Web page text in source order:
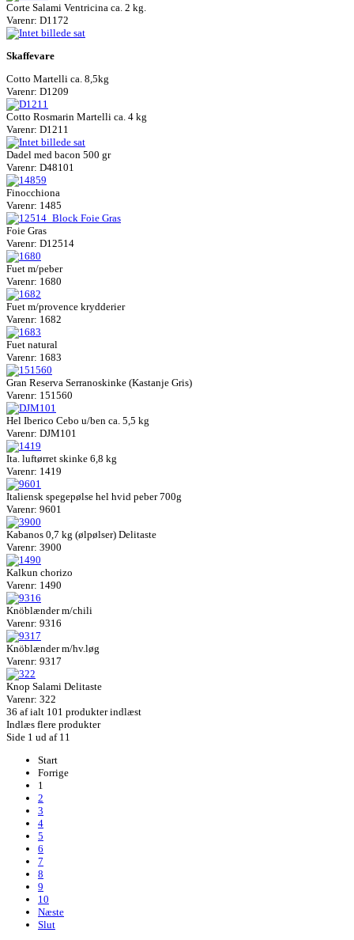
Corte Salami Ventricina ca. 2 kg.
Varenr: D1172
Skaffevare
Cotto Martelli ca. 8,5kg
Varenr: D1209
Cotto Rosmarin Martelli ca. 4 kg
Varenr: D1211
Dadel med bacon 500 gr
Varenr: D48101
Finocchiona
Varenr: 1485
Foie Gras
Varenr: D12514
Fuet m/peber
Varenr: 1680
Fuet m/provence krydderier
Varenr: 1682
Fuet natural
Varenr: 1683
Gran Reserva Serranoskinke (Kastanje Gris)
Varenr: 151560
Hel Iberico Cebo u/ben ca. 5,5 kg
Varenr: DJM101
Ita. luftørret skinke 6,8 kg
Varenr: 1419
Italiensk spegepølse hel hvid peber 700g
Varenr: 9601
Kabanos 0,7 kg (ølpølser) Delitaste
Varenr: 3900
Kalkun chorizo
Varenr: 1490
Knöblænder m/chili
Varenr: 9316
Knöblænder m/hv.løg
Varenr: 9317
Knop Salami Delitaste
Varenr: 322
36 af ialt 101 produkter indlæst
Indlæs flere produkter
Side 1 ud af 11
Start
Forrige
1
2
3
4
5
6
7
8
9
10
Næste
Slut